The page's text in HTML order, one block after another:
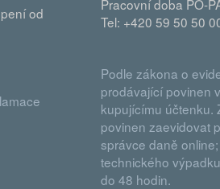
od
Pracovní doba PO-
Tel: +420 59 50 50
Podle zákona o
prodávající povinen
kupujícímu účtenku.
povinen zaevidovat
správce daně
technického
do 48 hodin.